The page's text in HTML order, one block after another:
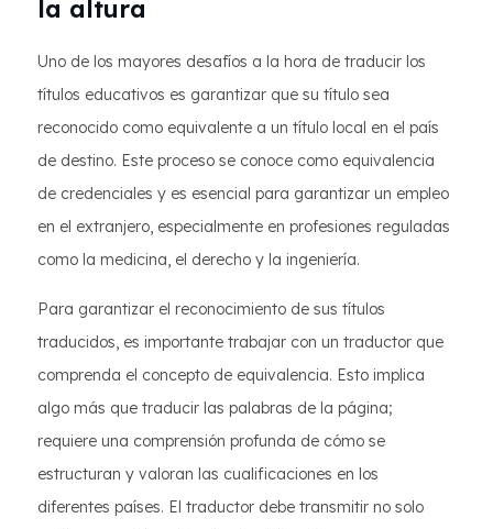
la altura
Uno de los mayores desafíos a la hora de traducir los
títulos educativos es garantizar que su título sea
reconocido como equivalente a un título local en el país
de destino. Este proceso se conoce como equivalencia
de credenciales y es esencial para garantizar un empleo
en el extranjero, especialmente en profesiones reguladas
como la medicina, el derecho y la ingeniería.
Para garantizar el reconocimiento de sus títulos
traducidos, es importante trabajar con un traductor que
comprenda el concepto de equivalencia. Esto implica
algo más que traducir las palabras de la página;
requiere una comprensión profunda de cómo se
estructuran y valoran las cualificaciones en los
diferentes países. El traductor debe transmitir no solo